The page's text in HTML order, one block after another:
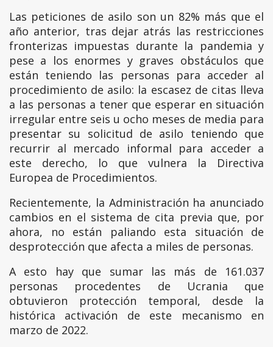
Las peticiones de asilo son un 82% más que el
año anterior, tras dejar atrás las restricciones
fronterizas impuestas durante la pandemia y
pese a los enormes y graves obstáculos que
están teniendo las personas para acceder al
procedimiento de asilo: la escasez de citas lleva
a las personas a tener que esperar en situación
irregular entre seis u ocho meses de media para
presentar su solicitud de asilo teniendo que
recurrir al mercado informal para acceder a
este derecho, lo que vulnera la Directiva
Europea de Procedimientos.
Recientemente, la Administración ha anunciado
cambios en el sistema de cita previa que, por
ahora, no están paliando esta situación de
desprotección que afecta a miles de personas.
A esto hay que sumar las más de 161.037
personas procedentes de Ucrania que
obtuvieron protección temporal, desde la
histórica activación de este mecanismo en
marzo de 2022.